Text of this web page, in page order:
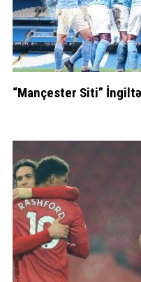
“Mançester Siti”